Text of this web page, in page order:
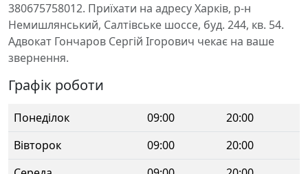
380675758012. Приїхати на адресу Харків, р-н
Немишлянський, Салтівське шоссе, буд. 244, кв. 54.
Адвокат Гончаров Сергій Ігорович чекає на ваше
звернення.
Графік роботи
Понеділок 09:00
20:00
Вівторок
09:00
20:00